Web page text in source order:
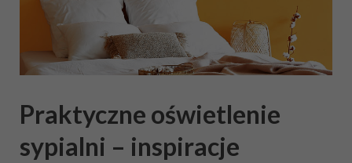
Praktyczne oświetlenie
sypialni – inspiracje